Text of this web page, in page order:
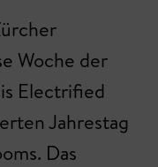
Woche der
Electrified
Jahrestag
Das